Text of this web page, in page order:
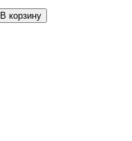
В корзину